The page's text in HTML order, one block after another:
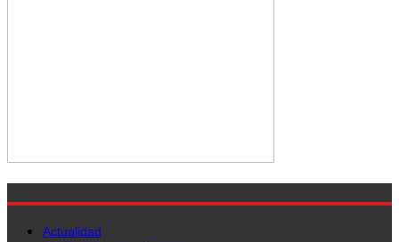
Actualidad